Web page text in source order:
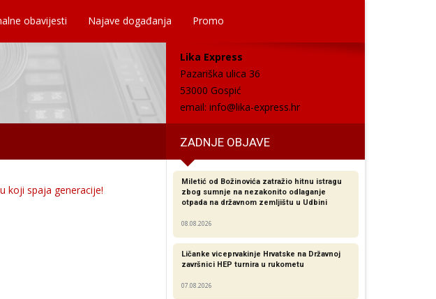
obavijesti Najave događanja Promo
Lika Express
Pazariška ulica 36
53000 Gospić
email: info@lika-express.hr
ZADNJE OBJAVE
koji spaja generacije!
Miletić od Božinovića zatražio hitnu istragu
zbog sumnje na nezakonito odlaganje
otpada na državnom zemljištu u Udbini
08.08.2026
Ličanke viceprvakinje Hrvatske na Državnoj
završnici HEP turnira u rukometu
07.08.2026